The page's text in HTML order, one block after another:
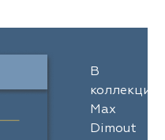
В
коллекции
Max
Dimout